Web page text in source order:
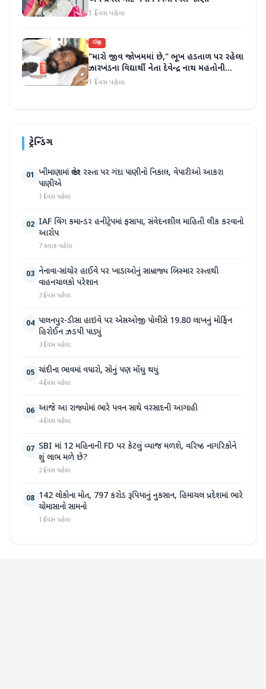
1 દિવસ પહેલા
રાષ્ટ્રીય
"મારો જીવ જોખમમાં છે," ભૂખ હડતાળ પર રહેલા
ઝારખંડના વિદ્યાર્થી નેતા દેવેન્દ્ર નાથ મહતોની
તબિયત ખરાબ
1 દિવસ પહેલા
ટ્રેન્ડિંગ
01 ખીમાણામાં જાહેર રસ્તા પર ગંદા પાણીનો નિકાલ, વેપારીઓ આકરા
પાણીએ
1 દિવસ પહેલા
02 IAF વિંગ કમાન્ડર હનીટ્રેપમાં ફસાયા, સંવેદનશીલ માહિતી લીક કરવાનો
આરોપ
7 કલાક પહેલા
03 નેનાવા-સાંચોર હાઈવે પર ખાડાઓનું સામ્રાજ્ય બિસ્માર રસ્તાથી
વાહનચાલકો પરેશાન
3 દિવસ પહેલા
04 પાલનપુર-ડીસા હાઇવે પર એસઓજી પોલીસે 19.80 લાખનું મોર્ફિન
હિરોઈન ઝડપી પાડ્યું
3 દિવસ પહેલા
05 ચાંદીના ભાવમાં વધારો, સોનું પણ મોંઘુ થયું
4 દિવસ પહેલા
06 આજે આ રાજ્યોમાં ભારે પવન સાથે વરસાદની આગાહી
4 દિવસ પહેલા
07 SBI માં 12 મહિનાની FD પર કેટલું વ્યાજ મળશે, વરિષ્ઠ નાગરિકોને
શું લાભ મળે છે?
2 દિવસ પહેલા
08 142 લોકોના મોત, 797 કરોડ રૂપિયાનું નુકસાન, હિમાચલ પ્રદેશમાં ભારે
ચોમાસાનો સામનો
1 દિવસ પહેલા